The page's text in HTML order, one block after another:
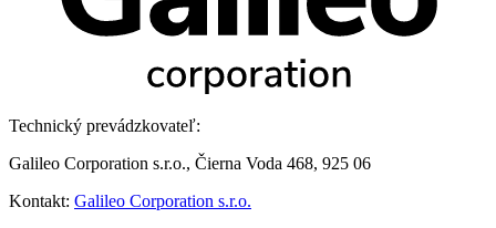
Technický prevádzkovateľ:
Galileo Corporation s.r.o., Čierna Voda 468, 925 06
Kontakt: Galileo Corporation s.r.o.